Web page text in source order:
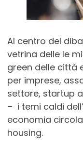
Al centro del
vetrina delle le
green delle città
per imprese,
settore, startup
– i temi caldi
economia
housing.